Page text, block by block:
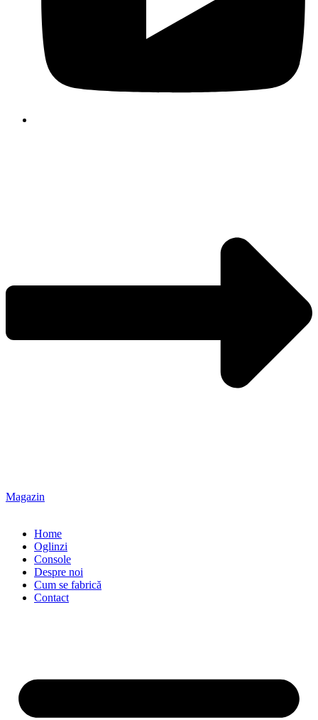
Magazin
Home
Oglinzi
Console
Despre noi
Cum se fabrică
Contact